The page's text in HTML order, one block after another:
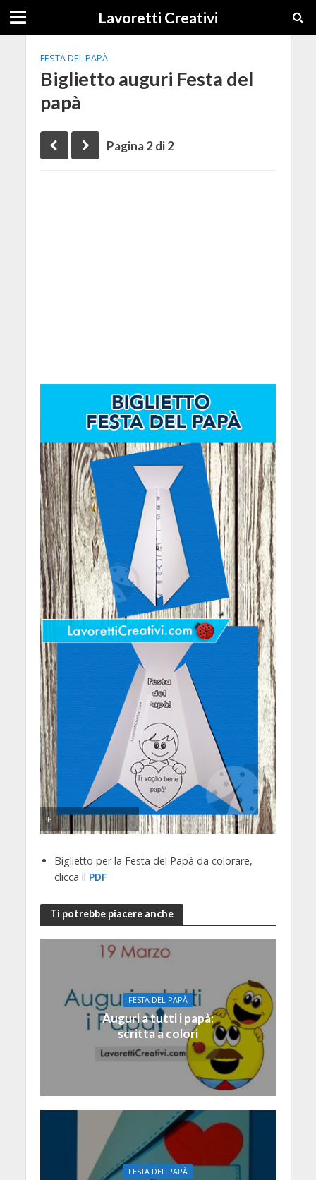
Lavoretti Creativi
FESTA DEL PAPÀ
Biglietto auguri Festa del
papà
Pagina 2 di 2
F
Biglietto per la Festa del Papà da colorare,
clicca il PDF
Ti potrebbe piacere anche
FESTA DEL PAPÀ
Auguri a tutti i papà:
scritta a colori
FESTA DEL PAPÀ